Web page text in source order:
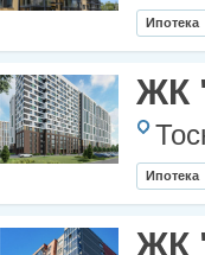
Ипотека
ЖК
Ипотека
ЖК